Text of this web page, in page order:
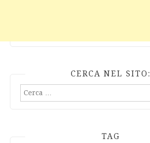
CERCA NEL SITO:
Ricerca
per:
TAG